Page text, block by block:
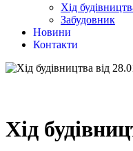
Хід
Забудовник
Новини
Контакти
Хід